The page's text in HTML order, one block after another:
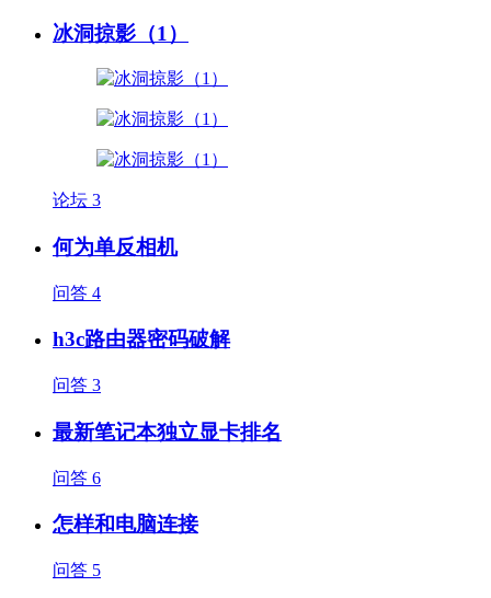
冰洞掠影（1）
论坛 3
何为单反相机
问答 4
h3c路由器密码破解
问答 3
最新笔记本独立显卡排名
问答 6
怎样和电脑连接
问答 5